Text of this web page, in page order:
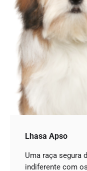
Lhasa Apso
Uma raça segura
indiferente com